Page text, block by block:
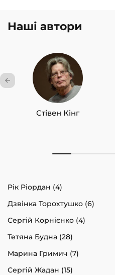
Наші автори
Стівен Кінг
Рік Ріордан (4)
Дзвінка Торохтушко (6)
Сергій Корнієнко (4)
Тетяна Будна (28)
Марина Гримич (7)
Сергій Жадан (15)